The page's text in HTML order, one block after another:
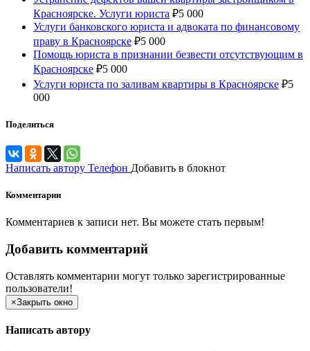
Красноярске. Услуги юриста ₽5 000
Услуги банковского юриста и адвоката по финансовому
праву в Красноярске ₽5 000
Помощь юриста в признании безвести отсутствующим в
Красноярске ₽5 000
Услуги юриста по заливам квартиры в Красноярске ₽5
000
Поделиться
Написать автору Телефон Добавить в блокнот
Комментарии
Комментариев к записи нет. Вы можете стать первым!
Добавить комментарий
Оставлять комментарии могут только зарегистрированные
пользователи!
×Закрыть окно
Написать автору